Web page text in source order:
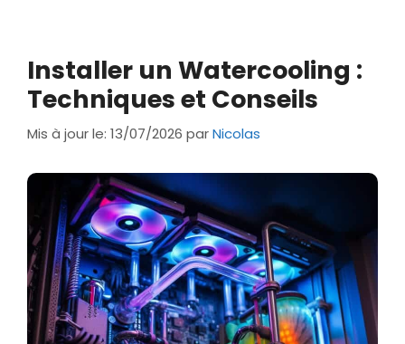
Installer un Watercooling :
Techniques et Conseils
Mis à jour le: 13/07/2026 parNicolas